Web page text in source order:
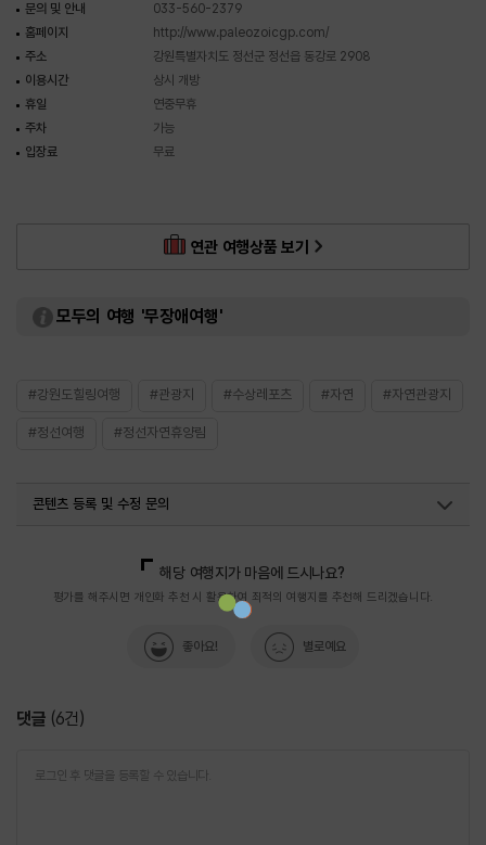
문의 및 안내
033-560-2379
홈페이지
http://www.paleozoicgp.com/
주소
강원특별자치도 정선군 정선읍 동강로 2908
이용시간
상시 개방
휴일
연중무휴
주차
가능
입장료
무료
연관 여행상품 보기
모두의 여행 '무장애여행'
#강원도힐링여행 #관광지 #수상레포츠 #자연 #자연관광지
#정선여행 #정선자연휴양림
콘텐츠 등록 및 수정 문의
해당 여행지가 마음에 드시나요?
평가를 해주시면 개인화 추천 시 활용하여 최적의 여행지를 추천해 드리겠습니다.
좋아요! 별로예요
댓글 (6건)